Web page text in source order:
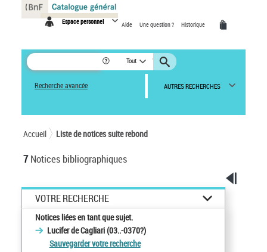
Espace personnel Aide Une question ? Historique
Tout
Recherche avancée AUTRES RECHERCHES
Accueil Liste de notices suite rebond
7Notices bibliographiques
VOTRE RECHERCHE
Notices liées en tant que sujet.
Lucifer de Cagliari (03..-0370?)
Sauvegarder votre recherche
Panneau de gestion des cookies